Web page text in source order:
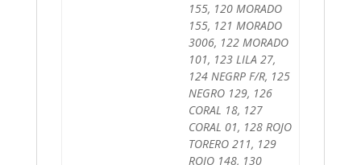
155, 120 MORADO
155, 121 MORADO
3006, 122 MORADO
101, 123 LILA 27,
124 NEGRP F/R, 125
NEGRO 129, 126
CORAL 18, 127
CORAL 01, 128 ROJO
TORERO 211, 129
ROJO 148, 130